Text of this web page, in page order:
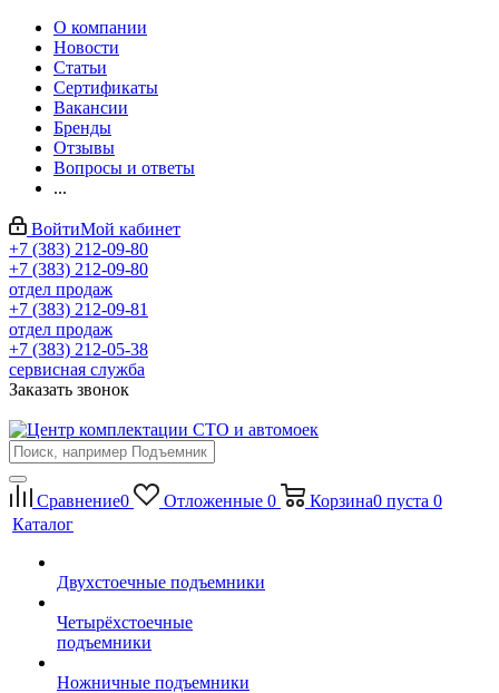
О компании
Новости
Статьи
Сертификаты
Вакансии
Бренды
Отзывы
Вопросы и ответы
...
ВойтиМой кабинет
+7 (383) 212-09-80
+7 (383) 212-09-80
отдел продаж
+7 (383) 212-09-81
отдел продаж
+7 (383) 212-05-38
сервисная служба
Заказать звонок
Сравнение0 Отложенные 0 Корзина0 пуста 0
Каталог
Двухстоечные подъемники
Четырёхстоечные
подъемники
Ножничные подъемники